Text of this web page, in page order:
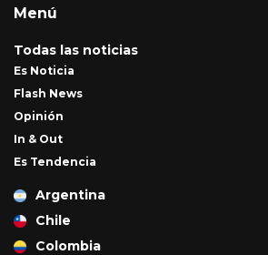
Menú
Todas las noticias
Es Noticia
Flash News
Opinión
In & Out
Es Tendencia
Argentina
Chile
Colombia